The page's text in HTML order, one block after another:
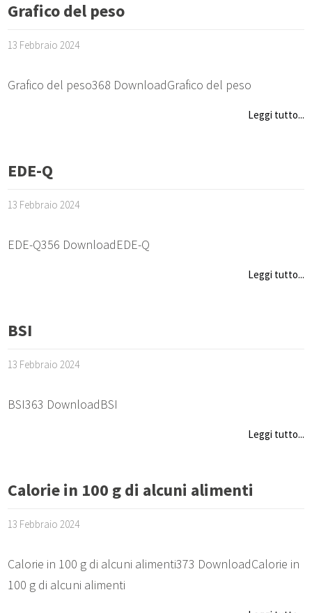
Grafico del peso
13 Febbraio 2024
Grafico del peso368 DownloadGrafico del peso
Leggi tutto...
EDE-Q
13 Febbraio 2024
EDE-Q356 DownloadEDE-Q
Leggi tutto...
BSI
13 Febbraio 2024
BSI363 DownloadBSI
Leggi tutto...
Calorie in 100 g di alcuni alimenti
13 Febbraio 2024
Calorie in 100 g di alcuni alimenti373 DownloadCalorie in
100 g di alcuni alimenti